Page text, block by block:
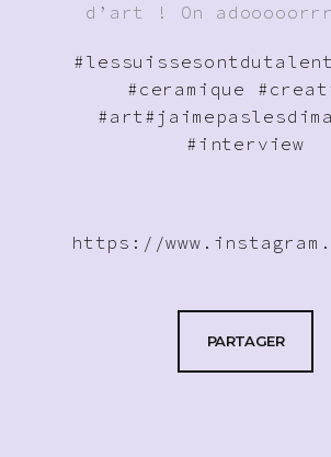
d’art ! On
#lessuissesontdutalent
#ceramique
#art
#interview
https://
PARTAGER